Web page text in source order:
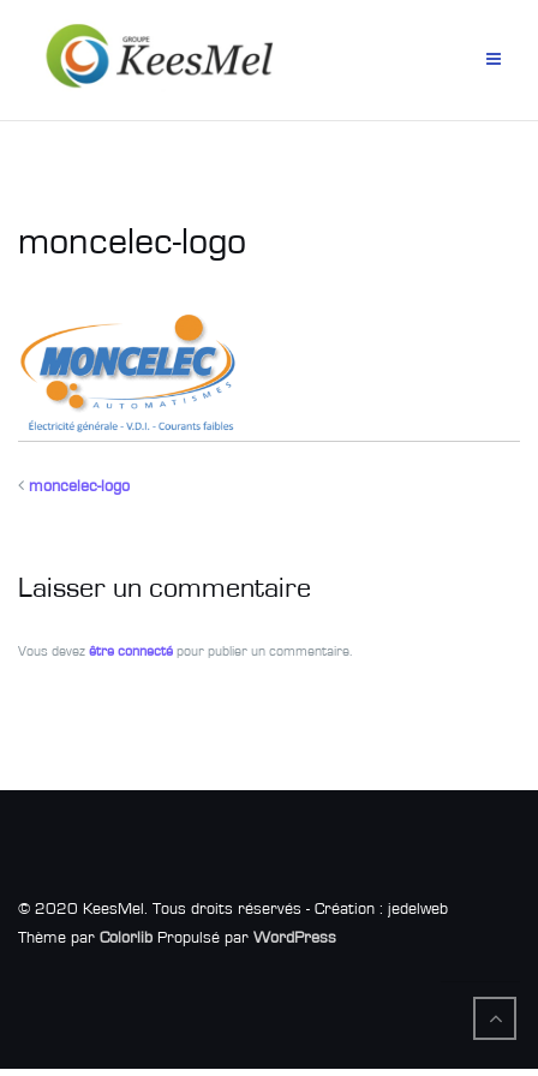
contenu
moncelec-logo
moncelec-logo
Laisser un commentaire
Vous devez être connecté pour publier un commentaire.
© 2020 KeesMel. Tous droits réservés - Création : jedelweb
Thème par Colorlib Propulsé par WordPress